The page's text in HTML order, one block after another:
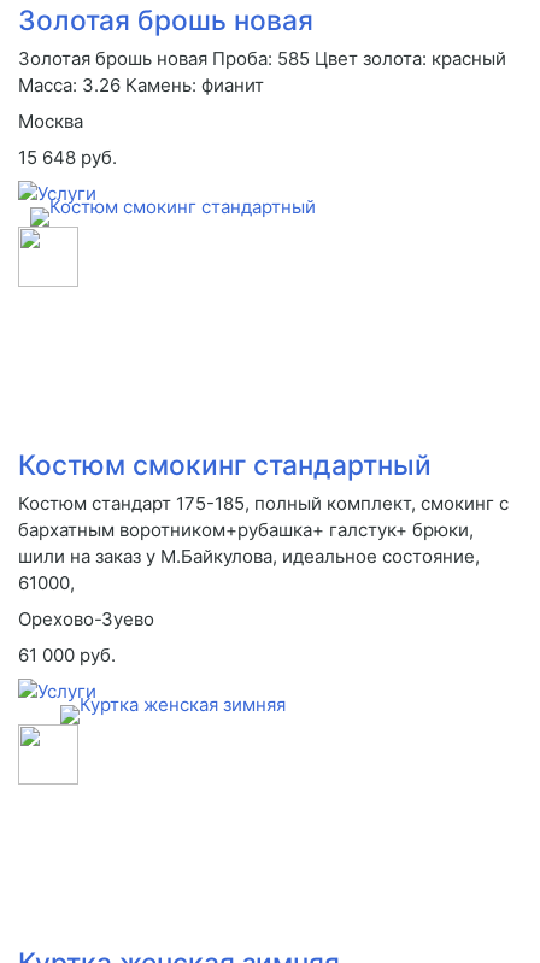
Золотая брошь новая
Золотая брошь новая Проба: 585 Цвет золота: красный
Масса: 3.26 Камень: фианит
Москва
15 648 руб.
Костюм смокинг стандартный
Костюм стандарт 175-185, полный комплект, смокинг с
бархатным воротником+рубашка+ галстук+ брюки,
шили на заказ у М.Байкулова, идеальное состояние,
61000,
Орехово-Зуево
61 000 руб.